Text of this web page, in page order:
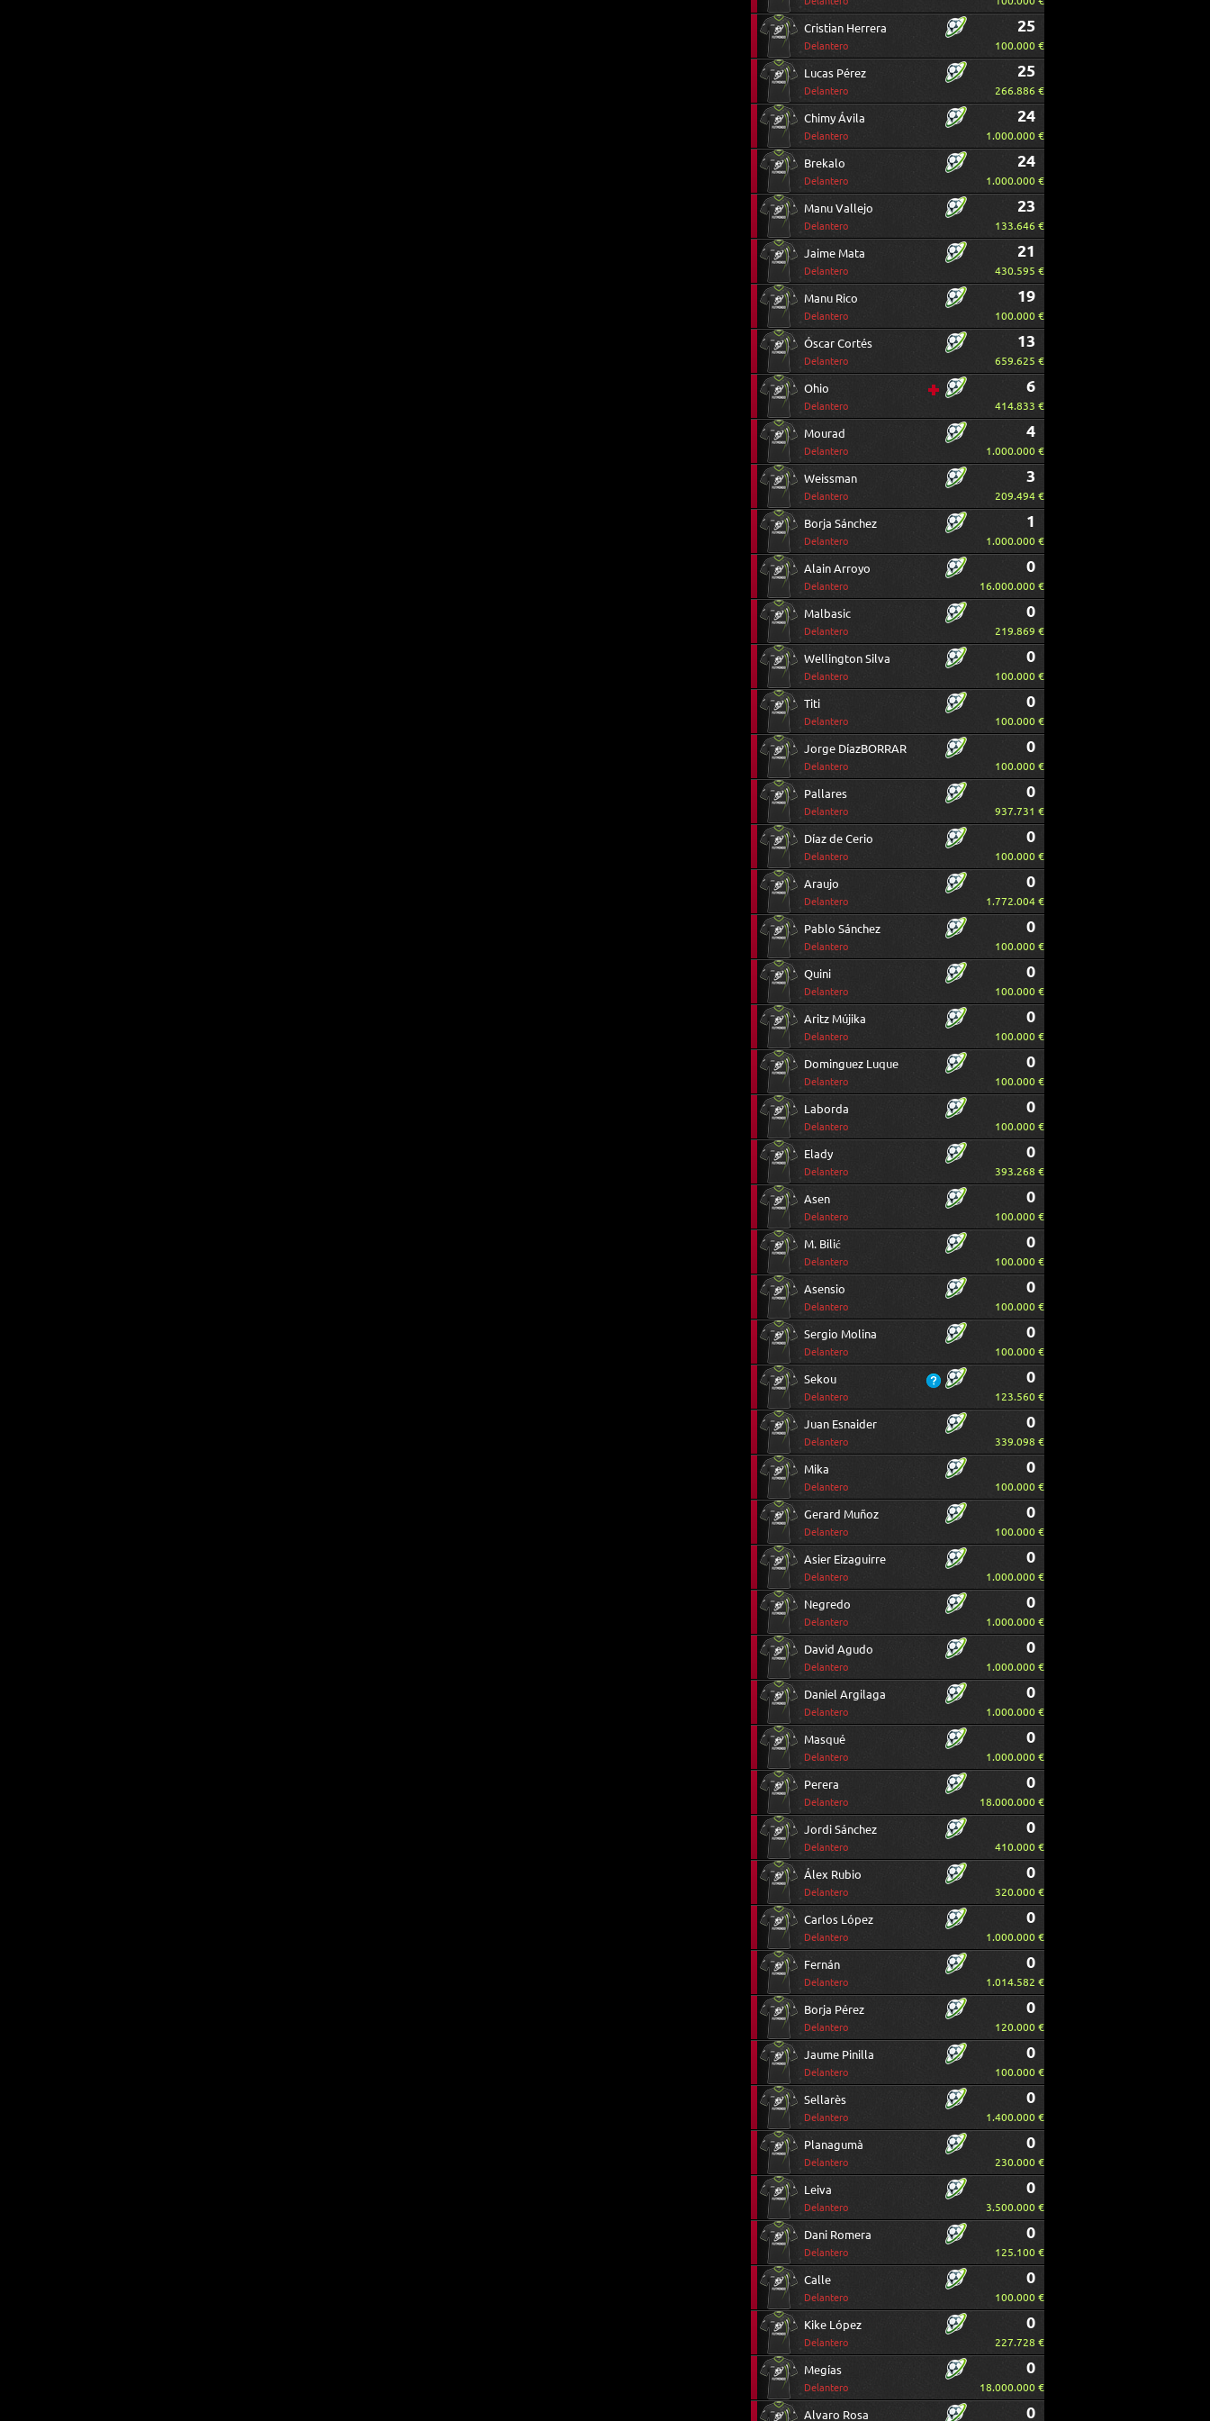
Cristian Herrera
Delantero
25
100.000 €
Lucas Pérez
Delantero
25
266.886 €
Chimy Ávila
Delantero
24
1.000.000 €
Brekalo
Delantero
24
1.000.000 €
Manu Vallejo
Delantero
23
133.646 €
Jaime Mata
Delantero
21
430.595 €
Manu Rico
Delantero
19
100.000 €
Óscar Cortés
Delantero
13
659.625 €
Ohio
Delantero
6
414.833 €
Mourad
Delantero
4
1.000.000 €
Weissman
Delantero
3
209.494 €
Borja Sánchez
Delantero
1
1.000.000 €
Alain Arroyo
Delantero
0
16.000.000 €
Malbasic
Delantero
0
219.869 €
Wellington Silva
Delantero
0
100.000 €
Titi
Delantero
0
100.000 €
Jorge DíazBORRAR
Delantero
0
100.000 €
Pallares
Delantero
0
937.731 €
Díaz de Cerio
Delantero
0
100.000 €
Araujo
Delantero
0
1.772.004 €
Pablo Sánchez
Delantero
0
100.000 €
Quini
Delantero
0
100.000 €
Aritz Mújika
Delantero
0
100.000 €
Dominguez Luque
Delantero
0
100.000 €
Laborda
Delantero
0
100.000 €
Elady
Delantero
0
393.268 €
Asen
Delantero
0
100.000 €
M. Bilić
Delantero
0
100.000 €
Asensio
Delantero
0
100.000 €
Sergio Molina
Delantero
0
100.000 €
Sekou
Delantero
0
123.560 €
Juan Esnaider
Delantero
0
339.098 €
Mika
Delantero
0
100.000 €
Gerard Muñoz
Delantero
0
100.000 €
Asier Eizaguirre
Delantero
0
1.000.000 €
Negredo
Delantero
0
1.000.000 €
David Agudo
Delantero
0
1.000.000 €
Daniel Argilaga
Delantero
0
1.000.000 €
Masqué
Delantero
0
1.000.000 €
Perera
Delantero
0
18.000.000 €
Jordi Sánchez
Delantero
0
410.000 €
Álex Rubio
Delantero
0
320.000 €
Carlos López
Delantero
0
1.000.000 €
Fernán
Delantero
0
1.014.582 €
Borja Pérez
Delantero
0
120.000 €
Jaume Pinilla
Delantero
0
100.000 €
Sellarès
Delantero
0
1.400.000 €
Planagumà
Delantero
0
230.000 €
Leiva
Delantero
0
3.500.000 €
Dani Romera
Delantero
0
125.100 €
Calle
Delantero
0
100.000 €
Kike López
Delantero
0
227.728 €
Megías
Delantero
0
18.000.000 €
Alvaro Rosa 0